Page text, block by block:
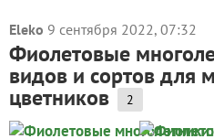
Eleko 9 сентября 2022, 07:32
Фиолетовые
видов и сортов для
цветников 2